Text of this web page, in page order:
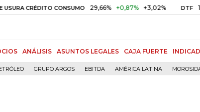
CONSUMO 29,66% +0,87% +3,02% DTF 10,34%
ANÁLISIS ASUNTOS LEGALES CAJA FUERTE
GRUPO ARGOS EBITDA AMÉRICA LATINA